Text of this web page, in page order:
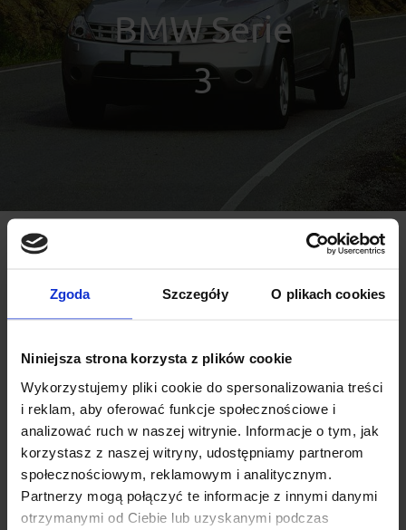
Zgoda Szczegóły O plikach cookies
Niniejsza strona korzysta z plików cookie
Wykorzystujemy pliki cookie do spersonalizowania treści
i reklam, aby oferować funkcje społecznościowe i
analizować ruch w naszej witrynie. Informacje o tym, jak
korzystasz z naszej witryny, udostępniamy partnerom
społecznościowym, reklamowym i analitycznym.
Partnerzy mogą połączyć te informacje z innymi danymi
otrzymanymi od Ciebie lub uzyskanymi podczas
BMW Serie
3
Do jakiego auta potrzebujesz bagażnik?
Wariant modelu: